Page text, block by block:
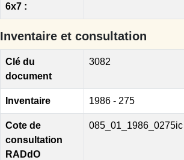
6x7 :
Inventaire et consultation
Clé du
document
3082
Inventaire 1986 - 275
Cote de
consultation
RADdO
085_01_1986_0275ic